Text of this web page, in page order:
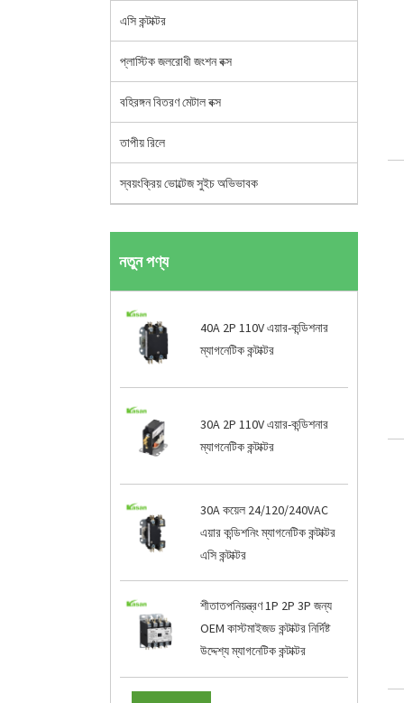
এসি কন্টাক্টর
প্লাস্টিক জলরোধী জংশন বক্স
বহিরঙ্গন বিতরণ মেটাল বক্স
তাপীয় রিলে
স্বয়ংক্রিয় ভোল্টেজ সুইচ অভিভাবক
নতুন পণ্য
40A 2P 110V এয়ার-কন্ডিশনার
ম্যাগনেটিক কন্টাক্টর
30A 2P 110V এয়ার-কন্ডিশনার
ম্যাগনেটিক কন্টাক্টর
30A কয়েল 24/120/240VAC
এয়ার কন্ডিশনিং ম্যাগনেটিক কন্টাক্টর
এসি কন্টাক্টর
শীতাতপনিয়ন্ত্রণ 1P 2P 3P জন্য
OEM কাস্টমাইজড কন্টাক্টর নির্দিষ্ট
উদ্দেশ্য ম্যাগনেটিক কন্টাক্টর